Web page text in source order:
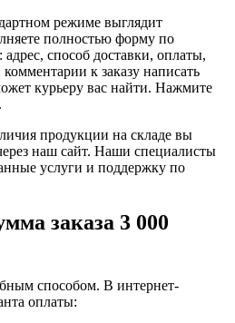
режиме выглядит
полностью форму по
способ доставки, оплаты,
к заказу написать
курьеру вас найти. Нажмите
продукции на складе вы
наш сайт. Наши специалисты
услуги и поддержку по
заказа 3 000
способом. В интернет-
оплаты: